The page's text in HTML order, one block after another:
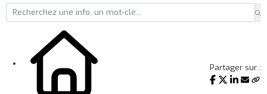
Partager sur :